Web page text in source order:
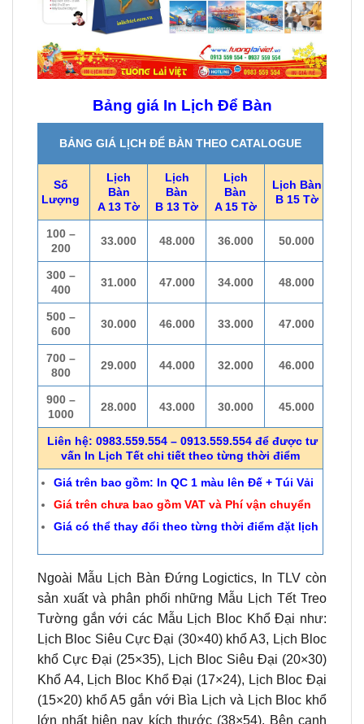
Bảng giá In Lịch Để Bàn
BẢNG GIÁ LỊCH ĐỂ BÀN THEO CATALOGUE
Số
Lượng
Lịch
Bàn
A 13 Tờ
Lịch
Bàn
B 13 Tờ
Lịch
Bàn
A 15 Tờ
Lịch Bàn
B 15 Tờ
100 –
200
33.000 48.000 36.000 50.000
300 –
400
31.000 47.000 34.000 48.000
500 –
600
30.000 46.000 33.000 47.000
700 –
800
29.000 44.000 32.000 46.000
900 –
1000
28.000 43.000 30.000 45.000
Liên hệ: 0983.559.554 – 0913.559.554 để được tư
vấn In Lịch Tết chi tiết theo từng thời điểm
Giá trên bao gồm: In QC 1 màu lên Đế + Túi Vải
Giá trên chưa bao gồm VAT và Phí vận chuyển
Giá có thể thay đổi theo từng thời điểm đặt lịch
Ngoài Mẫu Lịch Bàn Đứng Logictics, In TLV còn
sản xuất và phân phối những Mẫu Lịch Tết Treo
Tường gắn với các Mẫu Lịch Bloc Khổ Đại như:
Lịch Bloc Siêu Cực Đại (30×40) khổ A3, Lịch Bloc
khổ Cực Đại (25×35), Lịch Bloc Siêu Đại (20×30)
Khổ A4, Lịch Bloc Khổ Đại (17×24), Lịch Bloc Đại
(15×20) khổ A5 gắn với Bìa Lịch và Lịch Bloc khổ
lớn nhất hiện nay kích thước (38×54). Bên cạnh